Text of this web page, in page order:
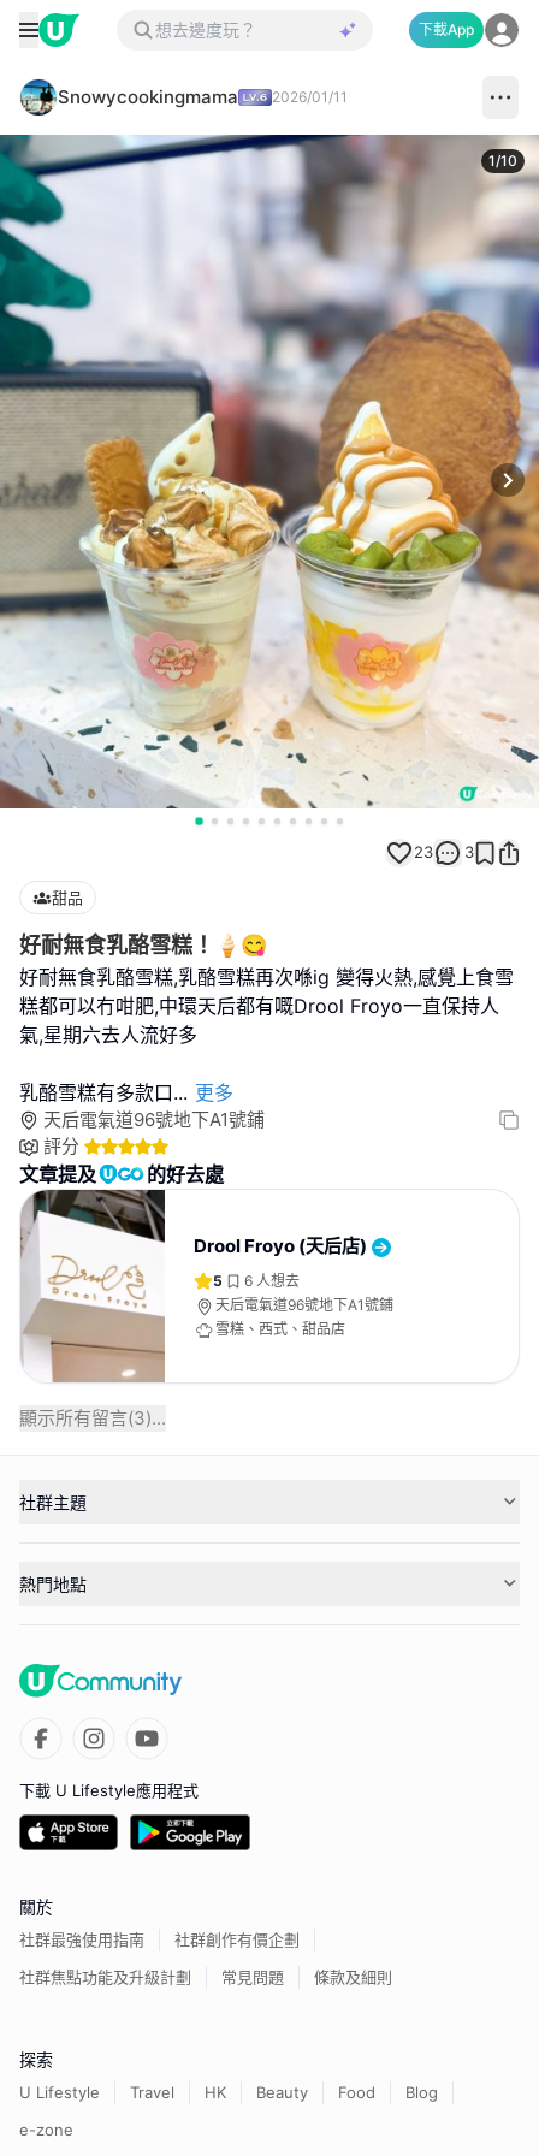
下載App
Snowycookingmama 2026/01/11
1/10
23 3
甜品
好耐無食乳酪雪糕！🍦😋
好耐無食乳酪雪糕,乳酪雪糕再次喺ig 變得火熱,感覺上食雪
糕都可以冇咁肥,中環天后都有嘅Drool Froyo一直保持人
氣,星期六去人流好多
乳酪雪糕有多款口... 更多
天后電氣道96號地下A1號鋪
評分
文章提及 的好去處
Drool Froyo (天后店)
5 6 人想去
天后電氣道96號地下A1號鋪
雪糕、西式、甜品店
顯示所有留言(3)...
社群主題
熱門地點
下載 U Lifestyle應用程式
關於
社群最強使用指南
社群創作有價企劃
社群焦點功能及升級計劃
常見問題 條款及細則
探索
U Lifestyle Travel HK Beauty Food
Blog
e-zone